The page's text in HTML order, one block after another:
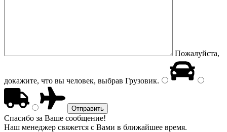
Пожалуйста,
докажите, что вы человек, выбрав Грузовик.
Спасибо за Ваше сообщение!
Наш менеджер свяжется с Вами в ближайшее время.